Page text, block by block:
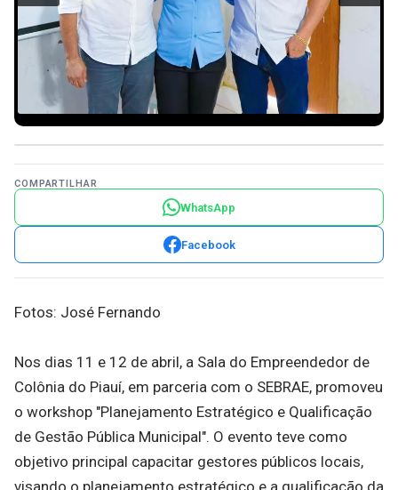
COMPARTILHAR
WhatsApp
Facebook
Fotos: José Fernando
Nos dias 11 e 12 de abril, a Sala do Empreendedor de
Colônia do Piauí, em parceria com o SEBRAE, promoveu
o workshop "Planejamento Estratégico e Qualificação
de Gestão Pública Municipal". O evento teve como
objetivo principal capacitar gestores públicos locais,
visando o planejamento estratégico e a qualificação da